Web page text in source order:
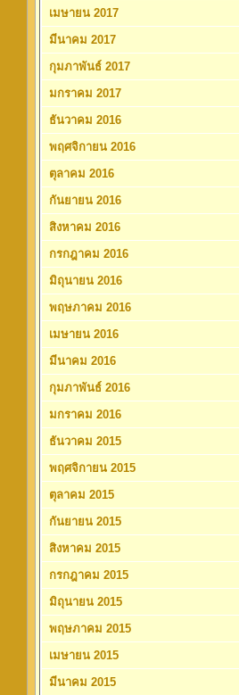
เมษายน 2017
มีนาคม 2017
กุมภาพันธ์ 2017
มกราคม 2017
ธันวาคม 2016
พฤศจิกายน 2016
ตุลาคม 2016
กันยายน 2016
สิงหาคม 2016
กรกฎาคม 2016
มิถุนายน 2016
พฤษภาคม 2016
เมษายน 2016
มีนาคม 2016
กุมภาพันธ์ 2016
มกราคม 2016
ธันวาคม 2015
พฤศจิกายน 2015
ตุลาคม 2015
กันยายน 2015
สิงหาคม 2015
กรกฎาคม 2015
มิถุนายน 2015
พฤษภาคม 2015
เมษายน 2015
มีนาคม 2015